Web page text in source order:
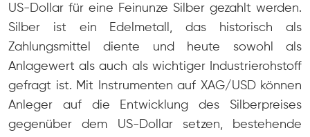
US-Dollar für eine Feinunze Silber gezahlt werden.
Silber ist ein Edelmetall, das historisch als
Zahlungsmittel diente und heute sowohl als
Anlagewert als auch als wichtiger Industrierohstoff
gefragt ist. Mit Instrumenten auf XAG/USD können
Anleger auf die Entwicklung des Silberpreises
gegenüber dem US-Dollar setzen, bestehende